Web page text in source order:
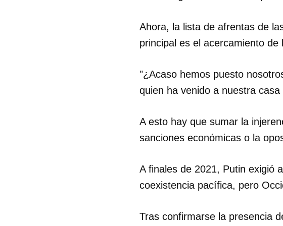
Ahora, la lista de afrentas de
principal es el acercamiento
"¿Acaso hemos puesto
quien ha venido a nuestra
A esto hay que sumar la
sanciones económicas o la
A finales de 2021, Putin exigió
coexistencia pacífica, pero
Tras confirmarse la presencia